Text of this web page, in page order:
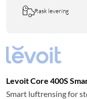
Rask levering
Levoit Core 400S
Smart luftrensing for